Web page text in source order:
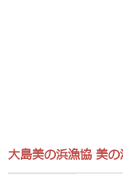
大島美の浜漁協 美